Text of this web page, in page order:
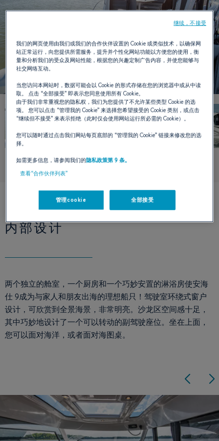
内部设计
两个独立的舱室，一个厨房和一个巧妙安置的淋浴房使安海
仕 9成为与家人和朋友出海的理想船只！驾驶室环绕式窗户
设计，可欣赏到全景海景，非常明亮。沙龙区空间感十足，
其中巧妙地设计了一个可以转动的副驾驶座位。坐在上面，
您可以面对海洋，或者面对海图桌。
我们的网页使用由我们或我们的合作伙伴设置的 Cookie 或类似技术，以确保网
站正常运行，向您提供所需服务，提升并个性化网站功能以方便您的使用，衡
量和分析我们的受众及网站性能，根据您的兴趣定制广告内容，并使您能够与
社交网络互动。
当您访问本网站时，数据可能会以 Cookie 的形式存储在您的浏览器中或从中读
取。 点击 “全部接受”即表示您同意使用所有 Cookie。
由于我们非常重视您的隐私权，我们为您提供了不允许某些类型 Cookie 的选
项。 您可以点击 “管理我的 Cookie”来选择您希望接受的 Cookie 类别，或点击
“继续但不接受”来表示拒绝（此时仅会使用网站运行所必需的 Cookie）。
您可以随时通过点击我们网站每页底部的 “管理我的 Cookie”链接来修改您的选
择。
如需更多信息，请参阅我们的隐私政策第 9 条。
查看“合作伙伴列表”
管理cookie 全部接受
继续，不接受